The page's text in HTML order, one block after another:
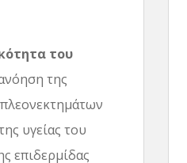
του
της
υγείας του
επιδερμίδας